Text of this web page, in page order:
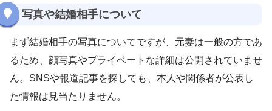
写真や結婚相手について
まず結婚相手の写真についてですが、元妻は一般の方であ
るため、顔写真やプライベートな詳細は公開されていませ
ん。SNSや報道記事を探しても、本人や関係者が公表し
た情報は見当たりません。